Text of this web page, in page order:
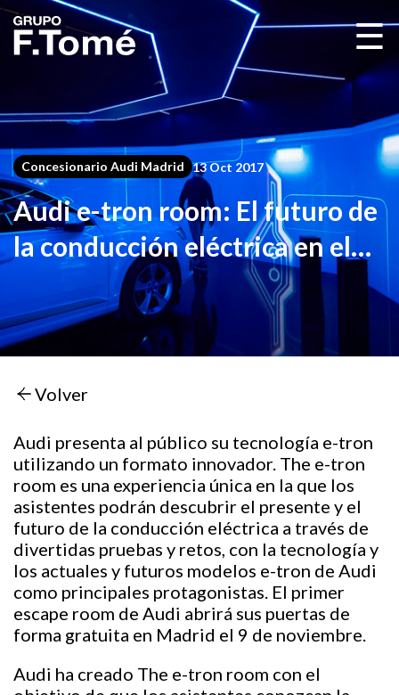
☰
Concesionario Audi Madrid 13 Oct 2017
Audi e-tron room: El futuro de
la conducción eléctrica en el
primer escape room de Audi
Volver
Audi presenta al público su tecnología e-tron
utilizando un formato innovador. The e-tron
room es una experiencia única en la que los
asistentes podrán descubrir el presente y el
futuro de la conducción eléctrica a través de
divertidas pruebas y retos, con la tecnología y
los actuales y futuros modelos e-tron de Audi
como principales protagonistas. El primer
escape room de Audi abrirá sus puertas de
forma gratuita en Madrid el 9 de noviembre.
Audi ha creado The e-tron room con el